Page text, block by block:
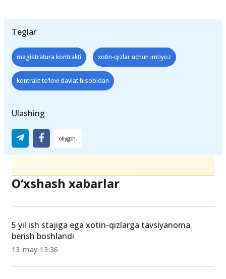
Teglar
magistratura kontrakti xotin-qizlar uchun imtiyoz
kontrakt to‘lovi davlat hisobidan
Ulashing
O‘xshash xabarlar
5 yil ish stajiga ega xotin-qizlarga tavsiyanoma
berish boshlandi
13-may 13:36